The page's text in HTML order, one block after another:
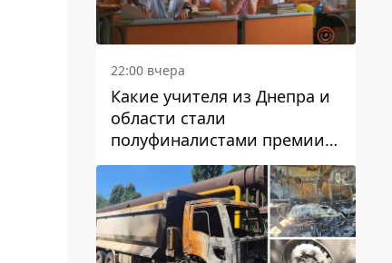
22:00 вчера
Какие учителя из Днепра и
области стали
полуфиналистами премии
Global Teacher Prize Ukraine
2026